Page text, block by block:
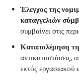
Έλεγχος της
καταγγελιών
συμβαίνει στις
Καταπολέμηση
αντικαταστάσεις,
εκτός εργασιακού